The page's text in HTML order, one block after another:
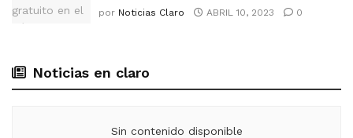
por Noticias Claro ABRIL 10, 2023 0
Noticias en claro
Sin contenido disponible